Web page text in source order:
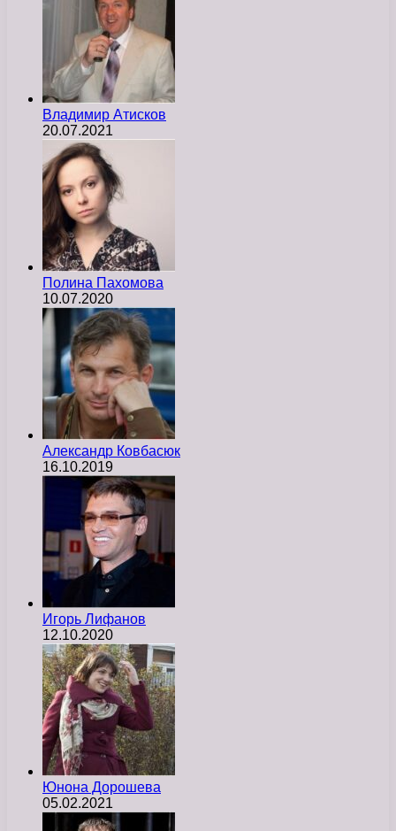
Владимир Атисков
20.07.2021
Полина Пахомова
10.07.2020
Александр Ковбасюк
16.10.2019
Игорь Лифанов
12.10.2020
Юнона Дорошева
05.02.2021